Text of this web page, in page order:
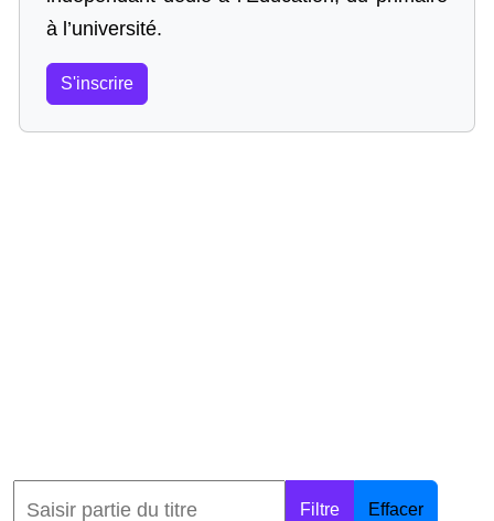
à l’université.
S'inscrire
Filtre Effacer